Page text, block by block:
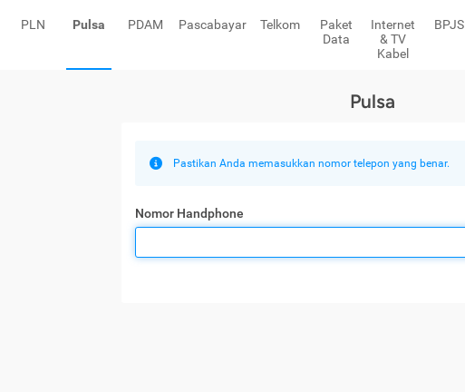
PLN Pulsa PDAM Pascabayar Telkom
Paket
Data
Internet
& TV
Kabel
BPJS
Pulsa
Pastikan Anda memasukkan nomor telepon yang benar.
Nomor Handphone